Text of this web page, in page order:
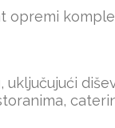
, uključujući